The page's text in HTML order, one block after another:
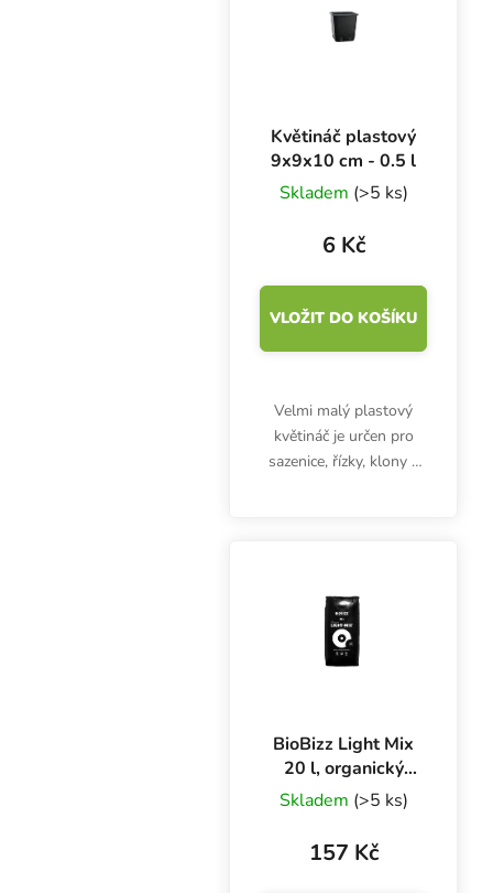
Květináč plastový
9x9x10 cm - 0.5 l
Skladem (>5 ks)
6 Kč
VLOŽIT DO KOŠÍKU
Velmi malý plastový
květináč je určen pro
sazenice, řízky, klony a
BioBizz Light Mix
20 l, organický
substrát
Skladem (>5 ks)
157 Kč